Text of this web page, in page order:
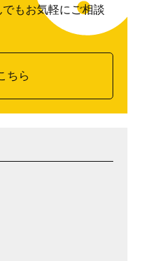
もお気軽にご相談
ちら